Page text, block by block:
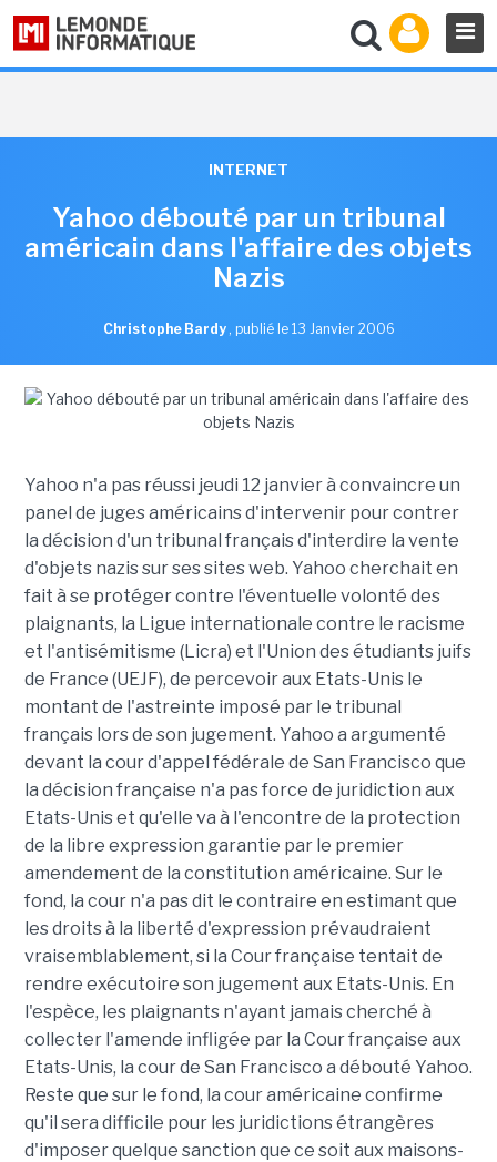
INTERNET
Yahoo débouté par un tribunal
américain dans l'affaire des objets
Nazis
Christophe Bardy , publié le 13 Janvier 2006
Yahoo n'a pas réussi jeudi 12 janvier à convaincre un
panel de juges américains d'intervenir pour contrer
la décision d'un tribunal français d'interdire la vente
d'objets nazis sur ses sites web. Yahoo cherchait en
fait à se protéger contre l'éventuelle volonté des
plaignants, la Ligue internationale contre le racisme
et l'antisémitisme (Licra) et l'Union des étudiants juifs
de France (UEJF), de percevoir aux Etats-Unis le
montant de l'astreinte imposé par le tribunal
français lors de son jugement. Yahoo a argumenté
devant la cour d'appel fédérale de San Francisco que
la décision française n'a pas force de juridiction aux
Etats-Unis et qu'elle va à l'encontre de la protection
de la libre expression garantie par le premier
amendement de la constitution américaine. Sur le
fond, la cour n'a pas dit le contraire en estimant que
les droits à la liberté d'expression prévaudraient
vraisemblablement, si la Cour française tentait de
rendre exécutoire son jugement aux Etats-Unis. En
l'espèce, les plaignants n'ayant jamais cherché à
collecter l'amende infligée par la Cour française aux
Etats-Unis, la cour de San Francisco a débouté Yahoo.
Reste que sur le fond, la cour américaine confirme
qu'il sera difficile pour les juridictions étrangères
d'imposer quelque sanction que ce soit aux maisons-